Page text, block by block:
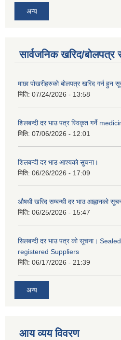
अन्य
सार्वजनिक खरिद/बोलपत्र
माछा पोखरीहरुको बोलपत्र खरिद गर्न हुन
मिति: 07/24/2026 - 13:58
शिलबन्दी दर भाउ पत्र स्विकृत गर्ने
मिति: 07/06/2026 - 12:01
शिलबन्दी दर भाउ आश्यको सुचना।
मिति: 06/26/2026 - 17:09
औषधी खरिद सम्बन्धी दर भाउ आह्वानको
मिति: 06/25/2026 - 15:47
सिलबन्दी दर भाउ पत्र को सूचना।
registered Suppliers
मिति: 06/17/2026 - 21:39
अन्य
आय व्यय विवरण